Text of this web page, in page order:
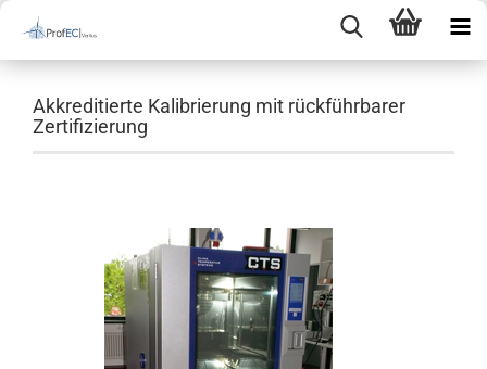
Akkreditierte Kalibrierung mit rückführbarer
Zertifizierung